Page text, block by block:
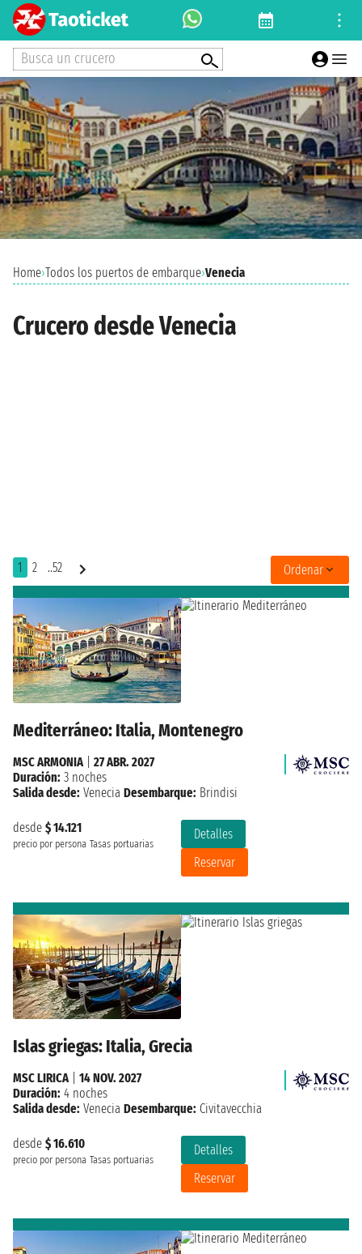
Busca un crucero
Home›Todos los puertos de embarque›Venecia
Crucero desde Venecia
1 2 ..52 Ordenar
Mediterráneo: Italia, Montenegro
desde $ 14.121
precio por persona Tasas portuarias
Detalles
Reservar
MSC ARMONIA
27 ABR. 2027
Duración: 3 noches
Salida desde: Venecia Desembarque: Brindisi
Islas griegas: Italia, Grecia
desde $ 16.610
precio por persona Tasas portuarias
Detalles
Reservar
MSC LIRICA| 14 NOV. 2027
Duración: 4 noches
Salida desde: Venecia Desembarque: Civitavecchia